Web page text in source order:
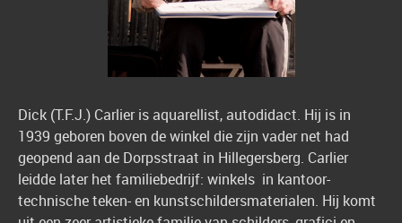
Dick (T.F.J.) Carlier is aquarellist, autodidact. Hij is in
1939 geboren boven de winkel die zijn vader net had
geopend aan de Dorpsstraat in Hillegersberg. Carlier
leidde later het familiebedrijf: winkels in kantoor-
technische teken- en kunstschildersmaterialen. Hij komt